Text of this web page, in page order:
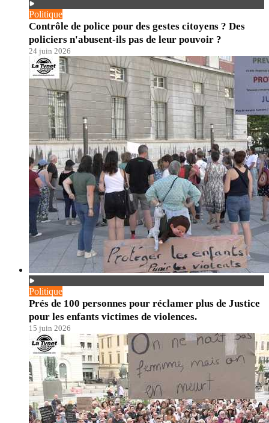
Politique
Contrôle de police pour des gestes citoyens ? Des
policiers n'abusent-ils pas de leur pouvoir ?
24 juin 2026
Politique
Prés de 100 personnes pour réclamer plus de Justice
pour les enfants victimes de violences.
15 juin 2026